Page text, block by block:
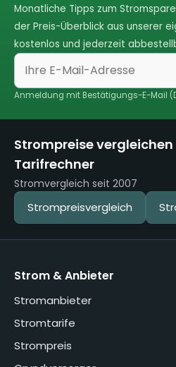
Monatliche Tipps zum
der Preis-Überblick aus unserer
kostenlos und jederzeit
Anmeldung mit Bestätigungs-E-Mail
Strompreise
Tarifrechner
Stromvergleich seit 2007
Strompreisvergleich
Strom & Anbieter
Stromanbieter
Stromtarife
Strompreis